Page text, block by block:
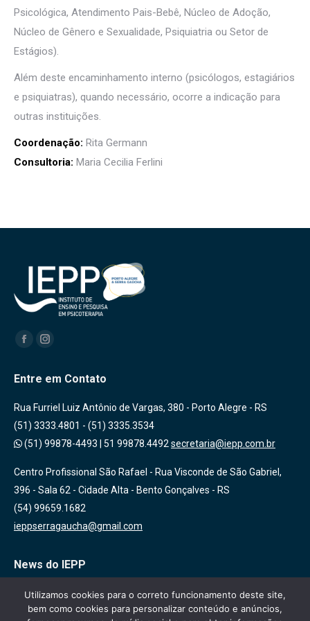
Psicológica, Atendimento Pais-Bebê, Núcleo de Adoção,
Núcleo de Gênero e Sexualidade, Psiquiatria ou Setor de
Estágios).
Além deste encaminhamento interno (psicólogos, estagiários
e psiquiatras), quando necessário, ocorre a indicação para
outras instituições.
Coordenação: Rita Germann
Consultoria: Maria Cecilia Ferlini
Encontre-nos em:
FacebookInstagram
Entre em Contato
Rua Furriel Luiz Antônio de Vargas, 380 - Porto Alegre - RS
(51) 3333.4801 - (51) 3335.3534
(51) 99878-4493
51 99878.4492secretaria@iepp.com.br
Centro Profissional São Rafael - Rua Visconde de São Gabriel,
396 - Sala 62 - Cidade Alta - Bento Gonçalves - RS
(54) 99659.1682
ieppserragaucha@gmail.com
News do IEPP
Inscreva-se em nossa lista de emails para receber novidades
sobre nossas atividades, cursos e eventos!
Utilizamos cookies para o correto funcionamento deste site,
bem como cookies para personalizar conteúdo e anúncios,